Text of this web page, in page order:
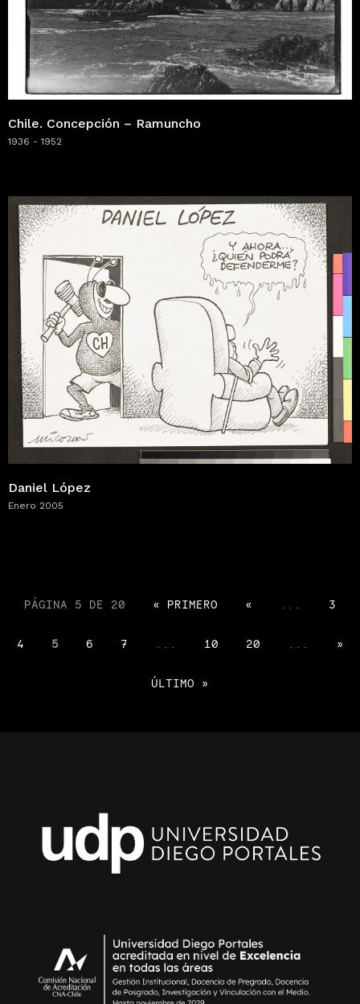
Chile. Concepción – Ramuncho
1936 - 1952
Daniel López
Enero 2005
PÁGINA 5 DE 20 « PRIMERO « ... 3
4 5 6 7 ... 10 20 ... »
ÚLTIMO »